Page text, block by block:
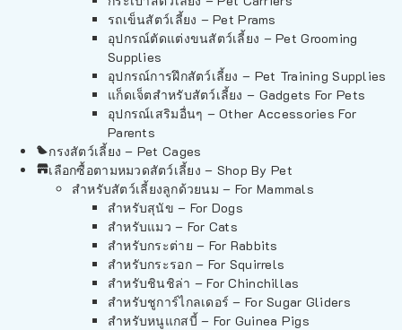
รถเข็นสัตว์เลี้ยง – Pet Prams
อุปกรณ์ตัดแต่งขนสัตว์เลี้ยง – Pet Grooming
Supplies
อุปกรณ์การฝึกสัตว์เลี้ยง – Pet Training Supplies
แก็ดเจ็ตสำหรับสัตว์เลี้ยง – Gadgets For Pets
อุปกรณ์เสริมอื่นๆ – Other Accessories For
Parents
กรงสัตว์เลี้ยง – Pet Cages
เลือกซื้อตามหมวดสัตว์เลี้ยง – Shop By Pet
สำหรับสัตว์เลี้ยงลูกด้วยนม – For Mammals
สำหรับสุนัข – For Dogs
สำหรับแมว – For Cats
สำหรับกระต่าย – For Rabbits
สำหรับกระรอก – For Squirrels
สำหรับชินชิล่า – For Chinchillas
สำหรับชูการ์ไกลเดอร์ – For Sugar Gliders
สำหรับหนูแกสบี้ – For Guinea Pigs